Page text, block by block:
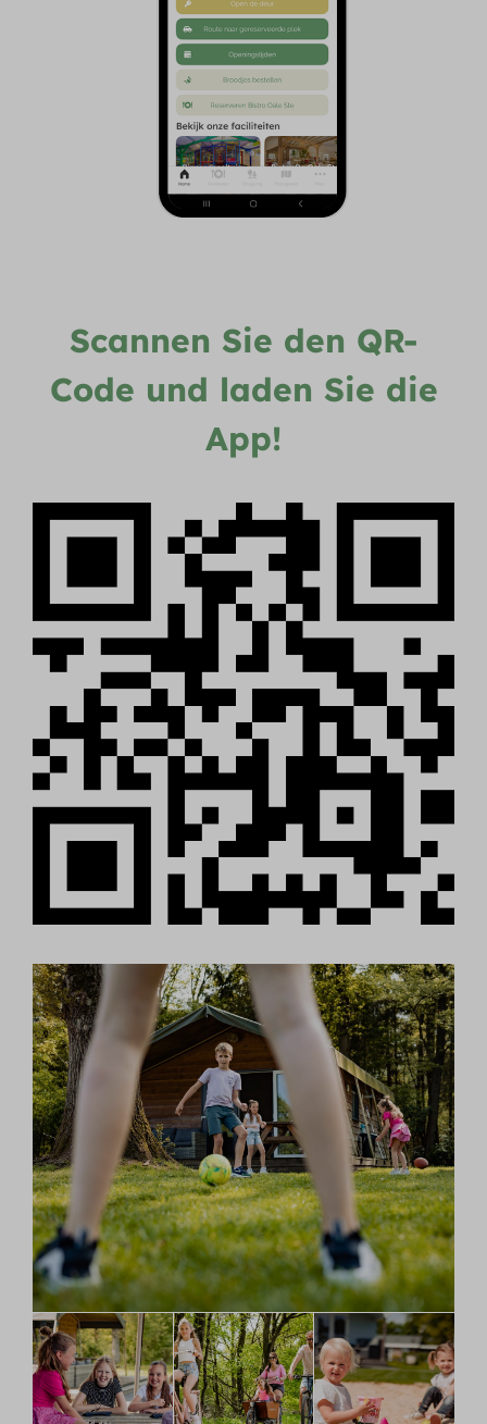
Scannen Sie den QR-
Code und laden Sie die
App!